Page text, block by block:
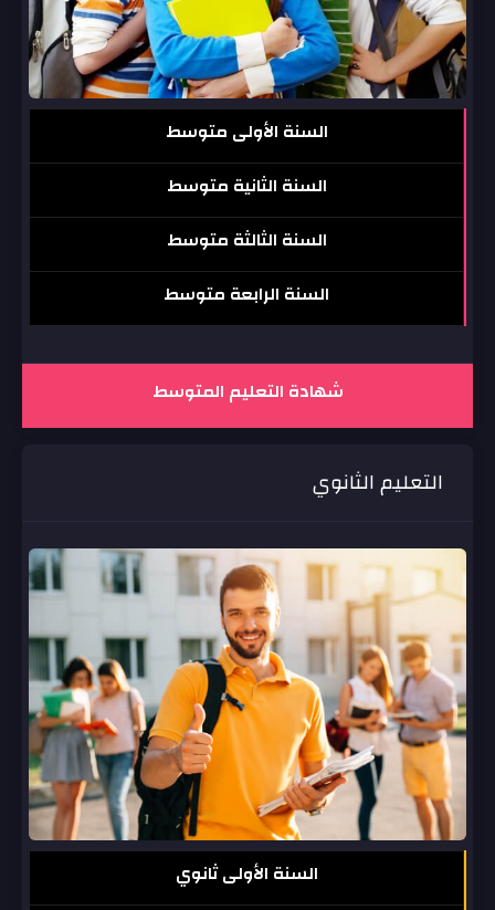
السنة الأولى متوسط
السنة الثانية متوسط
السنة الثالثة متوسط
السنة الرابعة متوسط
شهادة التعليم المتوسط
التعليم الثانوي
السنة الأولى ثانوي